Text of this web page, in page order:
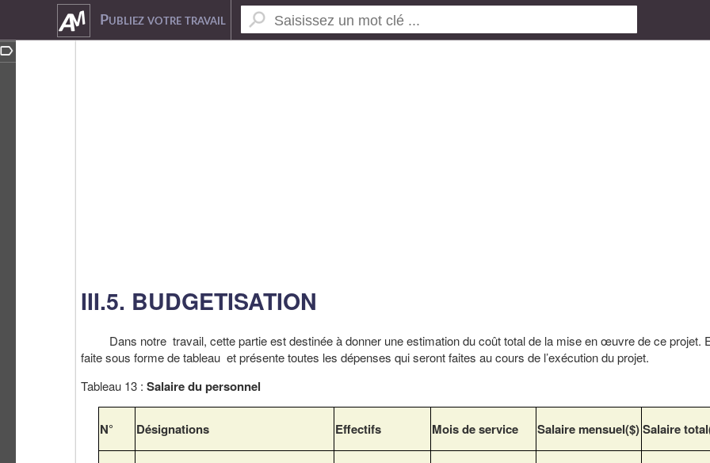
Publiez votre travail
III.5. BUDGETISATION
Dans notre travail, cette partie est destinée à donner une estimation du coût total de la mise en œuvre de ce projet.
faite sous forme de tableau et présente toutes les dépenses qui seront faites au cours de l’exécution du projet.
Tableau 13 : Salaire du personnel
N° Désignations Effectifs Mois de service Salaire mensuel($)Salaire